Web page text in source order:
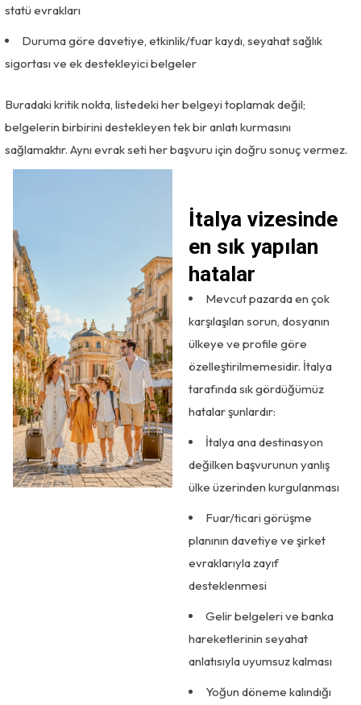
statü evrakları
Duruma göre davetiye, etkinlik/fuar kaydı, seyahat sağlık
sigortası ve ek destekleyici belgeler
Buradaki kritik nokta, listedeki her belgeyi toplamak değil;
belgelerin birbirini destekleyen tek bir anlatı kurmasını
sağlamaktır. Aynı evrak seti her başvuru için doğru sonuç vermez.
İtalya vizesinde
en sık yapılan
hatalar
Mevcut pazarda en çok
karşılaşılan sorun, dosyanın
ülkeye ve profile göre
özelleştirilmemesidir. İtalya
tarafında sık gördüğümüz
hatalar şunlardır:
İtalya ana destinasyon
değilken başvurunun yanlış
ülke üzerinden kurgulanması
Fuar/ticari görüşme
planının davetiye ve şirket
evraklarıyla zayıf
desteklenmesi
Gelir belgeleri ve banka
hareketlerinin seyahat
anlatısıyla uyumsuz kalması
Yoğun döneme kalındığı